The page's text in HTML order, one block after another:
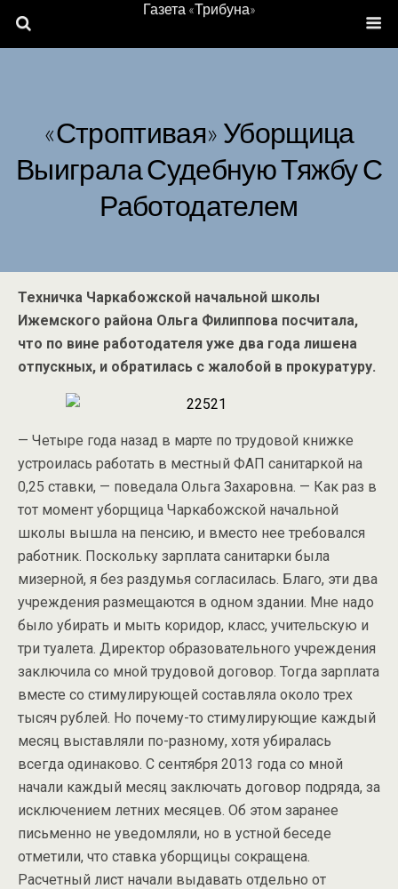
Газета «Трибуна»
«Строптивая» Уборщица
Выиграла Судебную Тяжбу С
Работодателем
Техничка Чаркабожской начальной школы
Ижемского района Ольга Филиппова посчитала,
что по вине работодателя уже два года лишена
отпускных, и обратилась с жалобой в прокуратуру.
— Четыре года назад в марте по трудовой книжке
устроилась работать в местный ФАП санитаркой на
0,25 ставки, — поведала Ольга Захаровна. — Как раз в
тот момент уборщица Чаркабожской начальной
школы вышла на пенсию, и вместо нее требовался
работник. Поскольку зарплата санитарки была
мизерной, я без раздумья согласилась. Благо, эти два
учреждения размещаются в одном здании. Мне надо
было убирать и мыть коридор, класс, учительскую и
три туалета. Директор образовательного учреждения
заключила со мной трудовой договор. Тогда зарплата
вместе со стимулирующей составляла около трех
тысяч рублей. Но почему-то стимулирующие каждый
месяц выставляли по-разному, хотя убиралась
всегда одинаково. С сентября 2013 года со мной
начали каждый месяц заключать договор подряда, за
исключением летних месяцев. Об этом заранее
письменно не уведомляли, но в устной беседе
отметили, что ставка уборщицы сокращена.
Расчетный лист начали выдавать отдельно от